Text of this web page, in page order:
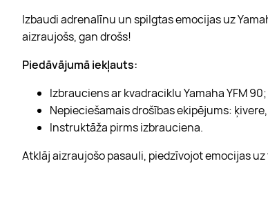
Izbaudi adrenalīnu un spilgtas emocijas uz
aizraujošs, gan drošs!
Piedāvājumā iekļauts:
Izbrauciens ar kvadraciklu Yamaha YFM 90;
Nepieciešamais drošības ekipējums:
Instruktāža pirms izbrauciena.
Atklāj aizraujošo pasauli, piedzīvojot emocijas